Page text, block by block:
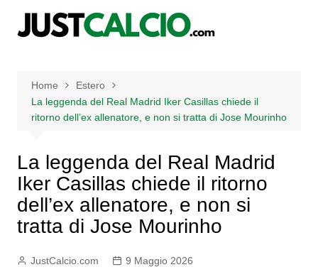
Home
Estero
La leggenda del Real Madrid Iker Casillas chiede il
ritorno dell’ex allenatore, e non si tratta di Jose Mourinho
La leggenda del Real Madrid
Iker Casillas chiede il ritorno
dell’ex allenatore, e non si
tratta di Jose Mourinho
JustCalcio.com
9 Maggio 2026